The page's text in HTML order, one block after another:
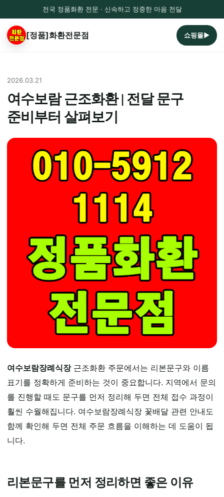
전국 정품화환 전문 · 신속하고 정중한 마음 전달
[정품]화환전문점 쇼핑몰▶
2026.03.21
여수보람 근조화환 | 전달 문구
준비부터 살펴보기
여수보람장례식장근조화환 주문에서는 리본문구와 이름
표기를 정확하게 준비하는 것이 중요합니다. 지역에서 문의
를 진행할 때도 문구를 먼저 정리해 두면 전체 접수 과정이
훨씬 수월해집니다. 여수보람장례식장 꽃배달 관련 안내도
함께 확인해 두면 전체 주문 흐름을 이해하는 데 도움이 됩
니다.
리본문구를 먼저 정리하면 좋은 이유